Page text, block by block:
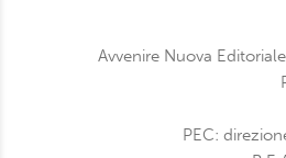
Avvenire Nuova
PEC: